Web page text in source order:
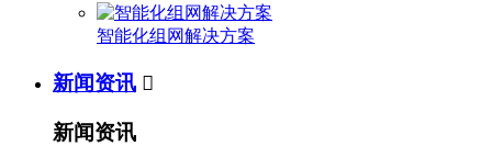
智能化组网解决方案
新闻资讯 
新闻资讯